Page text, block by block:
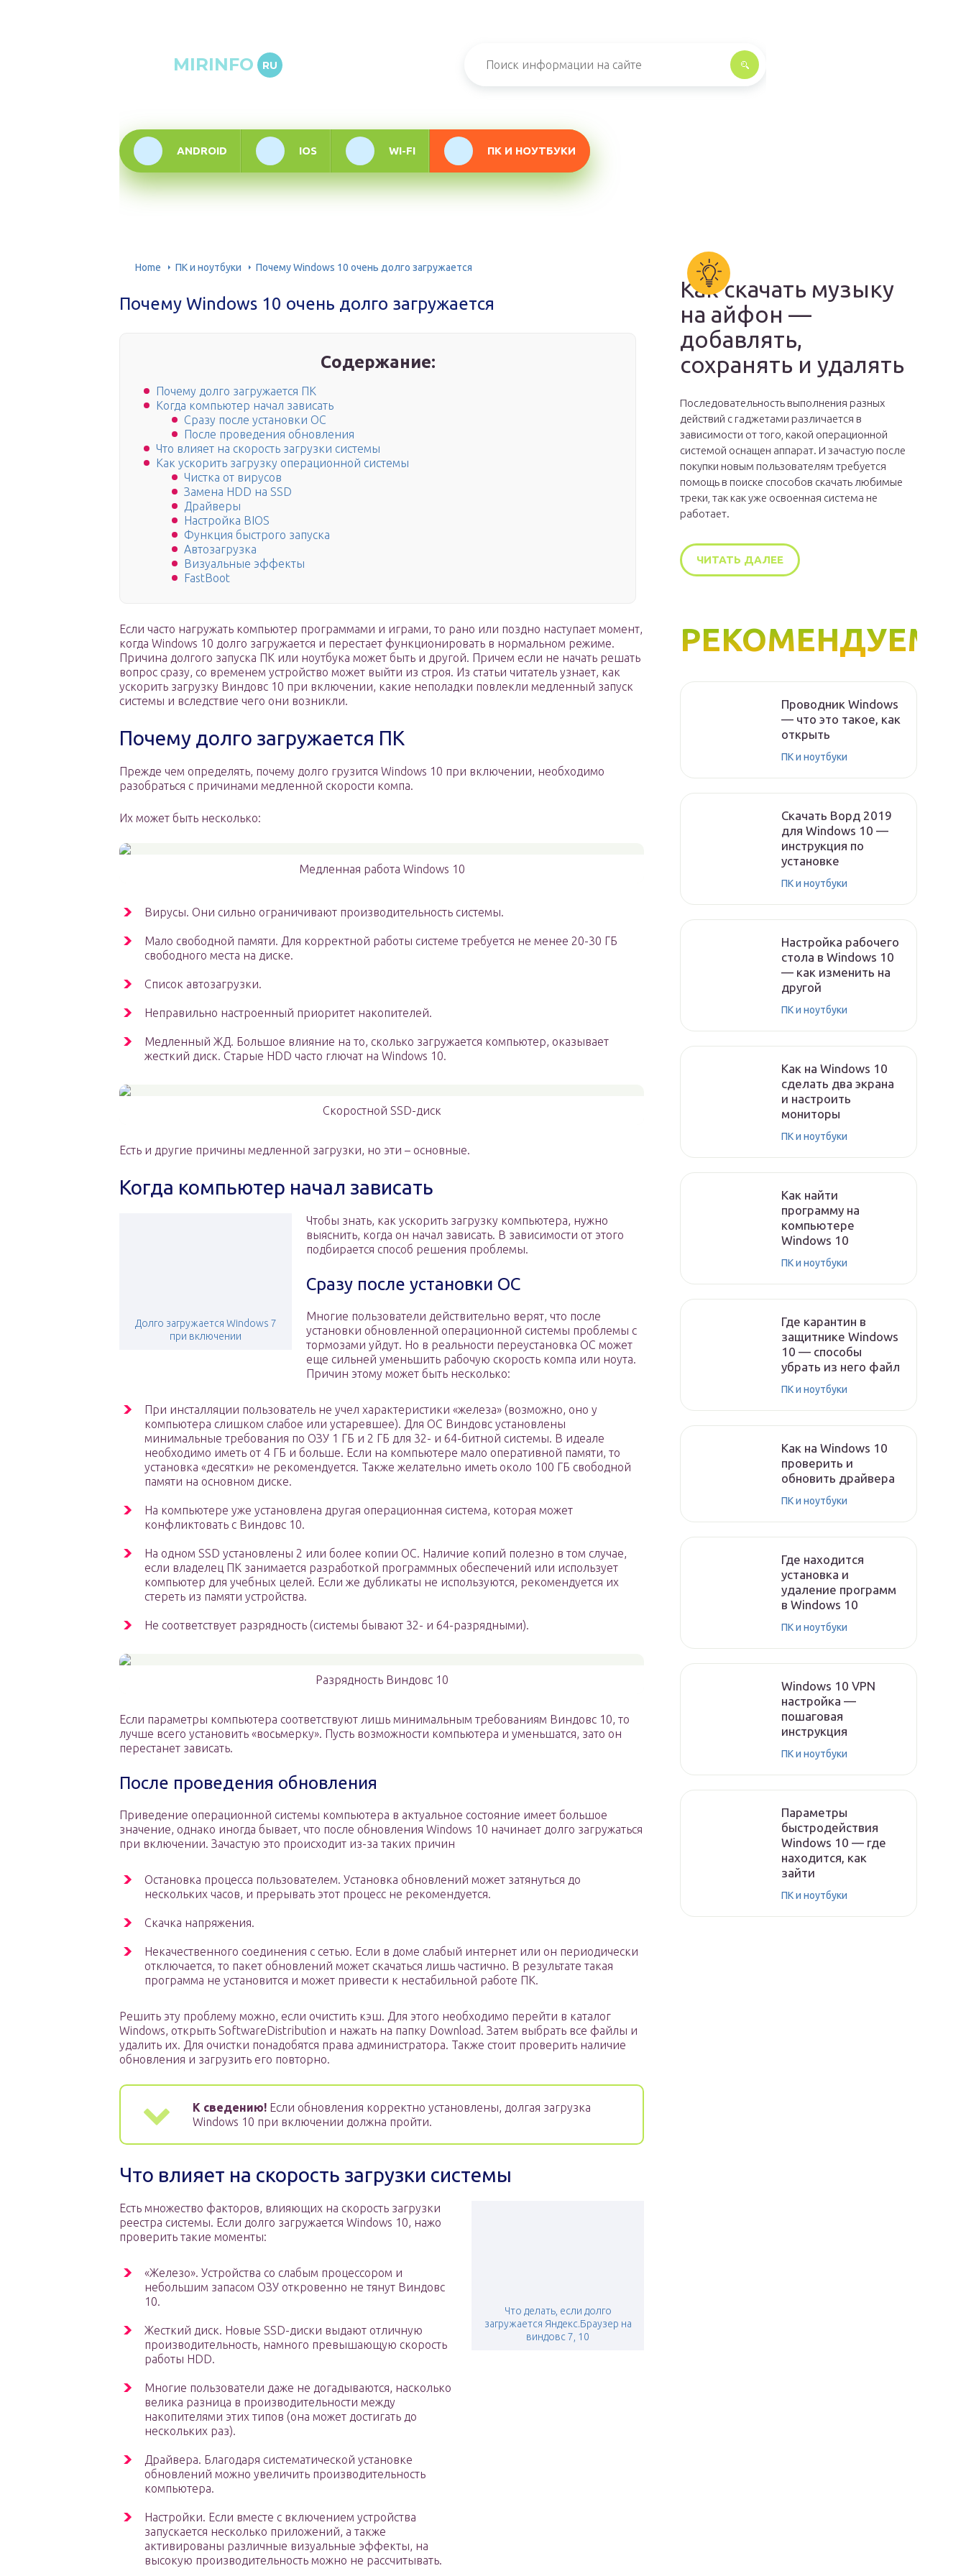
MIRINFO RU
ANDROID IOS WI-FI ПК И НОУТБУКИ
Home ПК и ноутбуки Почему Windows 10 очень долго загружается
Почему Windows 10 очень долго загружается
Содержание:
Почему долго загружается ПК
Когда компьютер начал зависать
Сразу после установки ОС
После проведения обновления
Что влияет на скорость загрузки системы
Как ускорить загрузку операционной системы
Чистка от вирусов
Замена HDD на SSD
Драйверы
Настройка BIOS
Функция быстрого запуска
Автозагрузка
Визуальные эффекты
FastBoot
Если часто нагружать компьютер программами и играми, то рано или поздно наступает момент,
когда Windows 10 долго загружается и перестает функционировать в нормальном режиме.
Причина долгого запуска ПК или ноутбука может быть и другой. Причем если не начать решать
вопрос сразу, со временем устройство может выйти из строя. Из статьи читатель узнает, как
ускорить загрузку Виндовс 10 при включении, какие неполадки повлекли медленный запуск
системы и вследствие чего они возникли.
Почему долго загружается ПК
Прежде чем определять, почему долго грузится Windows 10 при включении, необходимо
разобраться с причинами медленной скорости компа.
Их может быть несколько:
Медленная работа Windows 10
Вирусы. Они сильно ограничивают производительность системы.
Мало свободной памяти. Для корректной работы системе требуется не менее 20-30 ГБ
свободного места на диске.
Список автозагрузки.
Неправильно настроенный приоритет накопителей.
Медленный ЖД. Большое влияние на то, сколько загружается компьютер, оказывает
жесткий диск. Старые HDD часто глючат на Windows 10.
Скоростной SSD-диск
Есть и другие причины медленной загрузки, но эти – основные.
Когда компьютер начал зависать
Долго загружается Windows 7
при включении
Чтобы знать, как ускорить загрузку компьютера, нужно
выяснить, когда он начал зависать. В зависимости от этого
подбирается способ решения проблемы.
Сразу после установки ОС
Многие пользователи действительно верят, что после
установки обновленной операционной системы проблемы с
тормозами уйдут. Но в реальности переустановка ОС может
еще сильней уменьшить рабочую скорость компа или ноута.
Причин этому может быть несколько:
При инсталляции пользователь не учел характеристики «железа» (возможно, оно у
компьютера слишком слабое или устаревшее). Для ОС Виндовс установлены
минимальные требования по ОЗУ 1 ГБ и 2 ГБ для 32- и 64-битной системы. В идеале
необходимо иметь от 4 ГБ и больше. Если на компьютере мало оперативной памяти, то
установка «десятки» не рекомендуется. Также желательно иметь около 100 ГБ свободной
памяти на основном диске.
На компьютере уже установлена другая операционная система, которая может
конфликтовать с Виндовс 10.
На одном SSD установлены 2 или более копии ОС. Наличие копий полезно в том случае,
если владелец ПК занимается разработкой программных обеспечений или использует
компьютер для учебных целей. Если же дубликаты не используются, рекомендуется их
стереть из памяти устройства.
Не соответствует разрядность (системы бывают 32- и 64-разрядными).
Разрядность Виндовс 10
Если параметры компьютера соответствуют лишь минимальным требованиям Виндовс 10, то
лучше всего установить «восьмерку». Пусть возможности компьютера и уменьшатся, зато он
перестанет зависать.
После проведения обновления
Приведение операционной системы компьютера в актуальное состояние имеет большое
значение, однако иногда бывает, что после обновления Windows 10 начинает долго загружаться
при включении. Зачастую это происходит из-за таких причин
Остановка процесса пользователем. Установка обновлений может затянуться до
нескольких часов, и прерывать этот процесс не рекомендуется.
Скачка напряжения.
Некачественного соединения с сетью. Если в доме слабый интернет или он периодически
отключается, то пакет обновлений может скачаться лишь частично. В результате такая
программа не установится и может привести к нестабильной работе ПК.
Решить эту проблему можно, если очистить кэш. Для этого необходимо перейти в каталог
Windows, открыть SoftwareDistribution и нажать на папку Download. Затем выбрать все файлы и
удалить их. Для очистки понадобятся права администратора. Также стоит проверить наличие
обновления и загрузить его повторно.
К сведению! Если обновления корректно установлены, долгая загрузка
Windows 10 при включении должна пройти.
Что влияет на скорость загрузки системы
Что делать, если долго
загружается Яндекс.Браузер на
виндовс 7, 10
Есть множество факторов, влияющих на скорость загрузки
реестра системы. Если долго загружается Windows 10, нажо
проверить такие моменты:
«Железо». Устройства со слабым процессором и
небольшим запасом ОЗУ откровенно не тянут Виндовс
10.
Жесткий диск. Новые SSD-диски выдают отличную
производительность, намного превышающую скорость
работы HDD.
Многие пользователи даже не догадываются, насколько
велика разница в производительности между
накопителями этих типов (она может достигать до
нескольких раз).
Драйвера. Благодаря систематической установке
обновлений можно увеличить производительность
компьютера.
Настройки. Если вместе с включением устройства
запускается несколько приложений, а также
активированы различные визуальные эффекты, на
высокую производительность можно не рассчитывать.
Как скачать музыку
на айфон —
добавлять,
сохранять и удалять
Последовательность выполнения разных
действий с гаджетами различается в
зависимости от того, какой операционной
системой оснащен аппарат. И зачастую после
покупки новым пользователям требуется
помощь в поиске способов скачать любимые
треки, так как уже освоенная система не
работает.
ЧИТАТЬ ДАЛЕЕ
РЕКОМЕНДУЕМ
Проводник Windows
— что это такое, как
открыть
ПК и ноутбуки
Скачать Ворд 2019
для Windows 10 —
инструкция по
установке
ПК и ноутбуки
Настройка рабочего
стола в Windows 10
— как изменить на
другой
ПК и ноутбуки
Как на Windows 10
сделать два экрана
и настроить
мониторы
ПК и ноутбуки
Как найти
программу на
компьютере
Windows 10
ПК и ноутбуки
Где карантин в
защитнике Windows
10 — способы
убрать из него файл
ПК и ноутбуки
Как на Windows 10
проверить и
обновить драйвера
ПК и ноутбуки
Где находится
установка и
удаление программ
в Windows 10
ПК и ноутбуки
Windows 10 VPN
настройка —
пошаговая
инструкция
ПК и ноутбуки
Параметры
быстродействия
Windows 10 — где
находится, как
зайти
ПК и ноутбуки